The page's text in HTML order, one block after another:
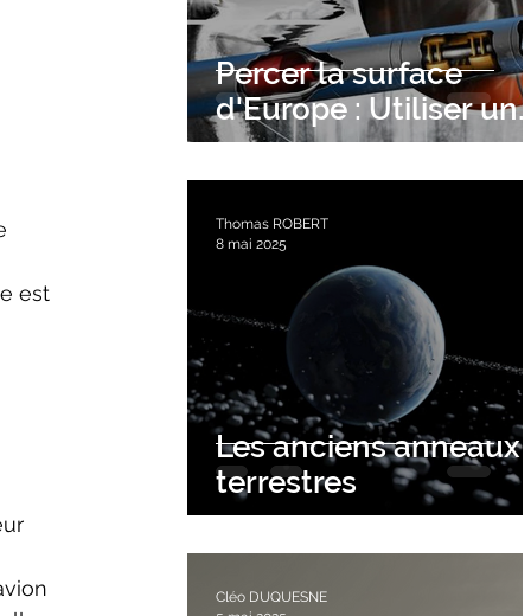
est
Percer la surface
d'Europe : Utiliser un
tunnelier nucléaire
Les anciens anneaux
terrestres
Thomas ROBERT
8 mai 2025
Cléo DUQUESNE